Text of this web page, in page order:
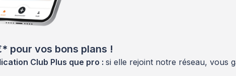
pour vos bons plans !
Club Plus que pro : si elle rejoint notre réseau, vous